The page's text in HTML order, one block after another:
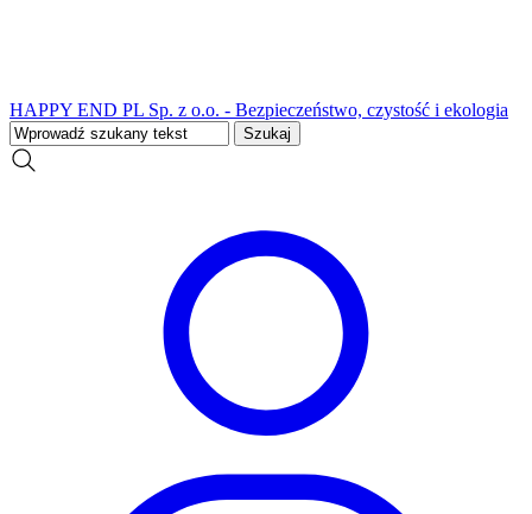
HAPPY END PL Sp. z o.o. - Bezpieczeństwo, czystość i ekologia